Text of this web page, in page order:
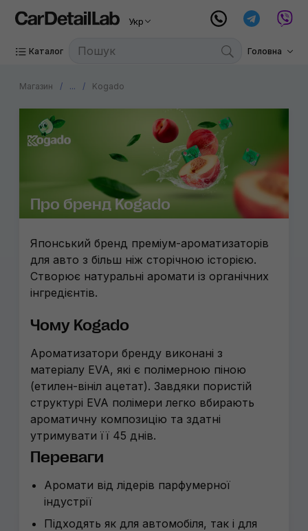
Укр
Каталог Головна
Магазин ... Kogado
Про бренд Kogado
Японський бренд преміум-ароматизаторів
для авто з більш ніж сторічною історією.
Створює натуральні аромати із органічних
інгредієнтів.
Чому Kogado
Ароматизатори бренду виконані з
матеріалу EVA, які є полімерною піною
(етилен-вініл ацетат). Завдяки пористій
структурі EVA полімери легко вбирають
ароматичну композицію та здатні
утримувати її 45 днів.
Переваги
Аромати від лідерів парфумерної
індустрії
Підходять як для автомобіля, так і для